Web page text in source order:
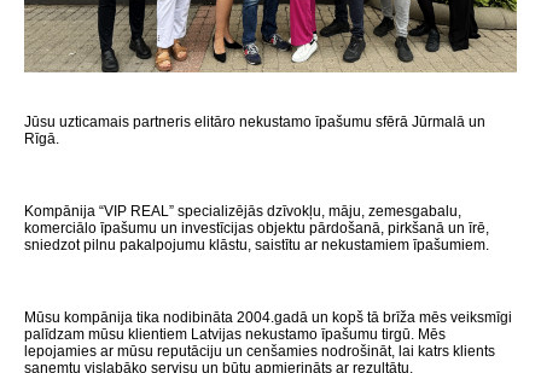
Jūsu uzticamais partneris elitāro nekustamo īpašumu sfērā Jūrmalā un
Rīgā.
Kompānija “VIP REAL” specializējās dzīvokļu, māju, zemesgabalu,
komerciālo īpašumu un investīcijas objektu pārdošanā, pirkšanā un īrē,
sniedzot pilnu pakalpojumu klāstu, saistītu ar nekustamiem īpašumiem.
Mūsu kompānija tika nodibināta 2004.gadā un kopš tā brīža mēs veiksmīgi
palīdzam mūsu klientiem Latvijas nekustamo īpašumu tirgū. Mēs
lepojamies ar mūsu reputāciju un cenšamies nodrošināt, lai katrs klients
saņemtu vislabāko servisu un būtu apmierināts ar rezultātu.